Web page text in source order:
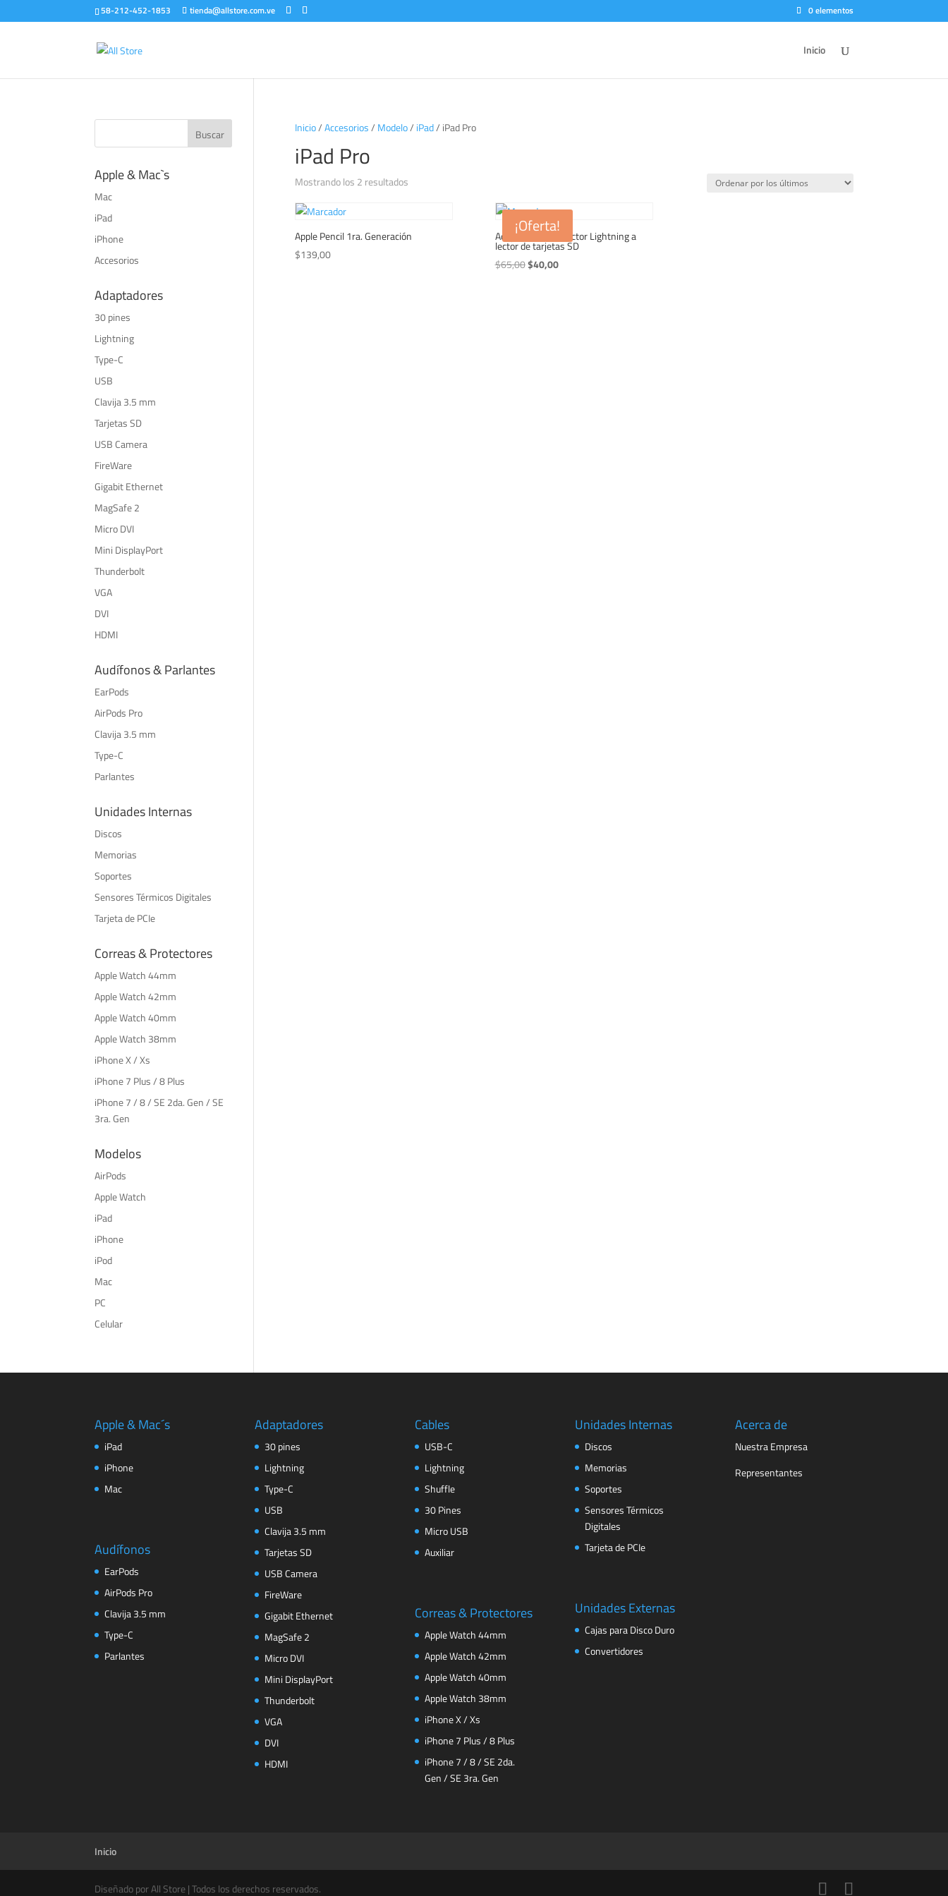
58-212-452-1853 tienda@allstore.com.ve 0 elementos
Inicio
Inicio/Accesorios/ Modelo/ iPad/ iPad Pro
iPad Pro
Mostrando los 2 resultadosOrdenado
Apple Pencil 1ra. Generación
$139,00
¡Oferta!
Adaptador de conector Lightning a
lector de tarjetas SD
$65,00El
$40,00El
Apple & Mac`s
Mac
iPad
iPhone
Accesorios
Adaptadores
30 pines
Lightning
Type-C
USB
Clavija 3.5 mm
Tarjetas SD
USB Camera
FireWare
Gigabit Ethernet
MagSafe 2
Micro DVI
Mini DisplayPort
Thunderbolt
VGA
DVI
HDMI
Audífonos & Parlantes
EarPods
AirPods Pro
Clavija 3.5 mm
Type-C
Parlantes
Unidades Internas
Discos
Memorias
Soportes
Sensores Térmicos Digitales
Tarjeta de PCIe
Correas & Protectores
Apple Watch 44mm
Apple Watch 42mm
Apple Watch 40mm
Apple Watch 38mm
iPhone X / Xs
iPhone 7 Plus / 8 Plus
iPhone 7 / 8 / SE 2da. Gen / SE
3ra. Gen
Modelos
AirPods
Apple Watch
iPad
iPhone
iPod
Mac
PC
Celular
Apple & Mac´s
iPad
iPhone
Mac
Audífonos
EarPods
AirPods Pro
Clavija 3.5 mm
Type-C
Parlantes
Adaptadores
30 pines
Lightning
Type-C
USB
Clavija 3.5 mm
Tarjetas SD
USB Camera
FireWare
Gigabit Ethernet
MagSafe 2
Micro DVI
Mini DisplayPort
Thunderbolt
VGA
DVI
HDMI
Cables
USB-C
Lightning
Shuffle
30 Pines
Micro USB
Auxiliar
Correas & Protectores
Apple Watch 44mm
Apple Watch 42mm
Apple Watch 40mm
Apple Watch 38mm
iPhone X / Xs
iPhone 7 Plus / 8 Plus
iPhone 7 / 8 / SE 2da.
Gen / SE 3ra. Gen
Unidades Internas
Discos
Memorias
Soportes
Sensores Térmicos
Digitales
Tarjeta de PCIe
Unidades Externas
Cajas para Disco Duro
Convertidores
Acerca de
Nuestra Empresa
Representantes
Inicio
Diseñado por All Store | Todos los derechos reservados.